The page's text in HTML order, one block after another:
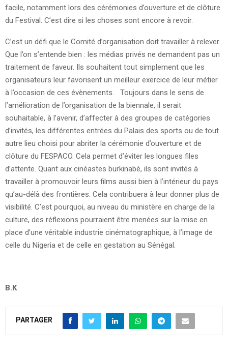
facile, notamment lors des cérémonies d’ouverture et de clôture
du Festival. C’est dire si les choses sont encore à revoir.
C’est un défi que le Comité d’organisation doit travailler à relever.
Que l’on s’entende bien : les médias privés ne demandent pas un
traitement de faveur. Ils souhaitent tout simplement que les
organisateurs leur favorisent un meilleur exercice de leur métier
à l’occasion de ces évènements. Toujours dans le sens de
l’amélioration de l’organisation de la biennale, il serait
souhaitable, à l’avenir, d’affecter à des groupes de catégories
d’invités, les différentes entrées du Palais des sports ou de tout
autre lieu choisi pour abriter la cérémonie d’ouverture et de
clôture du FESPACO. Cela permet d’éviter les longues files
d’attente. Quant aux cinéastes burkinabè, ils sont invités à
travailler à promouvoir leurs films aussi bien à l’intérieur du pays
qu’au-délà des frontières. Cela contribuera à leur donner plus de
visibilité. C’est pourquoi, au niveau du ministère en charge de la
culture, des réflexions pourraient être menées sur la mise en
place d’une véritable industrie cinématographique, à l’image de
celle du Nigeria et de celle en gestation au Sénégal.
B.K
PARTAGER